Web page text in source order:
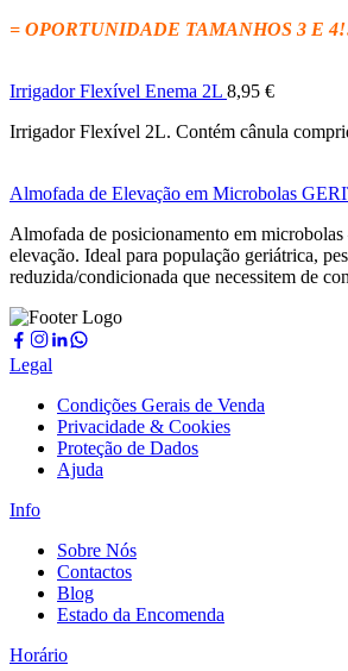
= OPORTUNIDADE TAMANHOS 3 E
Irrigador Flexível Enema 2L 8,95 €
Irrigador Flexível 2L. Contém cânula
Almofada de Elevação em Microbolas
Almofada de posicionamento em microbolas
elevação. Ideal para população geriátrica,
reduzida/condicionada que necessitem de
Legal
Condições Gerais de Venda
Privacidade & Cookies
Proteção de Dados
Ajuda
Info
Sobre Nós
Contactos
Blog
Estado da Encomenda
Horário